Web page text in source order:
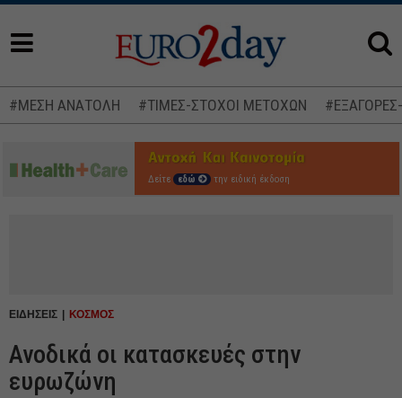
#ΜΕΣΗ ΑΝΑΤΟΛΗ #ΤΙΜΕΣ-ΣΤΟΧΟΙ ΜΕΤΟΧΩΝ
Δείτε εδώ την ειδική έκδοση
ΕΙΔΗΣΕΙΣ ΚΟΣΜΟΣ
Ανοδικά οι κατασκευές στην
ευρωζώνη